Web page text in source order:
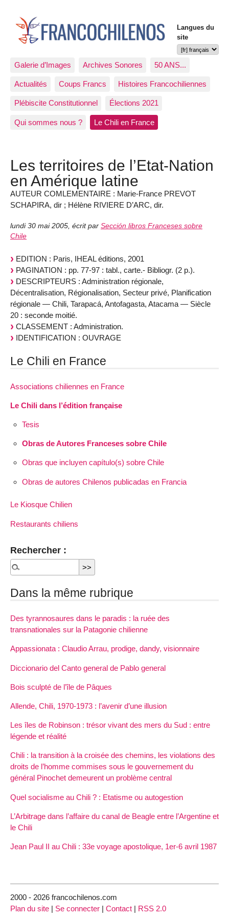
Langues du
site
Galerie d’Images Archives Sonores 50 ANS...
Actualités Coups Francs Histoires Francochiliennes
Plébiscite Constitutionnel Élections 2021
Qui sommes nous ? Le Chili en France
Les territoires de l’Etat-Nation
en Amérique latine
AUTEUR COMLEMENTAIRE : Marie-France PREVOT
SCHAPIRA, dir ; Hélène RIVIERE D’ARC, dir.
lundi 30 mai 2005, écrit par Sección libros Franceses sobre
Chile
EDITION : Paris, IHEAL éditions, 2001
PAGINATION : pp. 77-97 : tabl., carte.- Bibliogr. (2 p.).
DESCRIPTEURS : Administration régionale,
Décentralisation, Régionalisation, Secteur privé, Planification
régionale — Chili, Tarapacá, Antofagasta, Atacama — Siècle
20 : seconde moitié.
CLASSEMENT : Administration.
IDENTIFICATION : OUVRAGE
Le Chili en France
Associations chiliennes en France
Le Chili dans l’édition française
Tesis
Obras de Autores Franceses sobre Chile
Obras que incluyen capítulo(s) sobre Chile
Obras de autores Chilenos publicadas en Francia
Le Kiosque Chilien
Restaurants chiliens
Rechercher :
Dans la même rubrique
Des tyrannosaures dans le paradis : la ruée des
transnationales sur la Patagonie chilienne
Appassionata : Claudio Arrau, prodige, dandy, visionnaire
Diccionario del Canto general de Pablo general
Bois sculpté de l’île de Pâques
Allende, Chili, 1970-1973 : l’avenir d’une illusion
Les îles de Robinson : trésor vivant des mers du Sud : entre
légende et réalité
Chili : la transition à la croisée des chemins, les violations des
droits de l’homme commises sous le gouvernement du
général Pinochet demeurent un problème central
Quel socialisme au Chili ? : Etatisme ou autogestion
L’Arbitrage dans l’affaire du canal de Beagle entre l’Argentine et
le Chili
Jean Paul II au Chili : 33e voyage apostolique, 1er-6 avril 1987
2000 - 2026 francochilenos.com
Plan du site | Se connecter | Contact | RSS 2.0